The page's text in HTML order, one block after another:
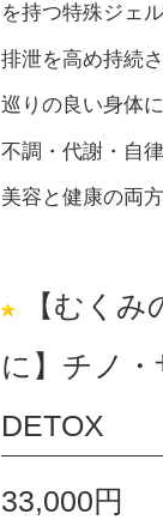
を持つ特殊ジェ
排泄を高め持続さ
巡りの良い身体に
不調・代謝・自
美容と健康の両
【むくみ
に】チノ
DETOX
33,000円